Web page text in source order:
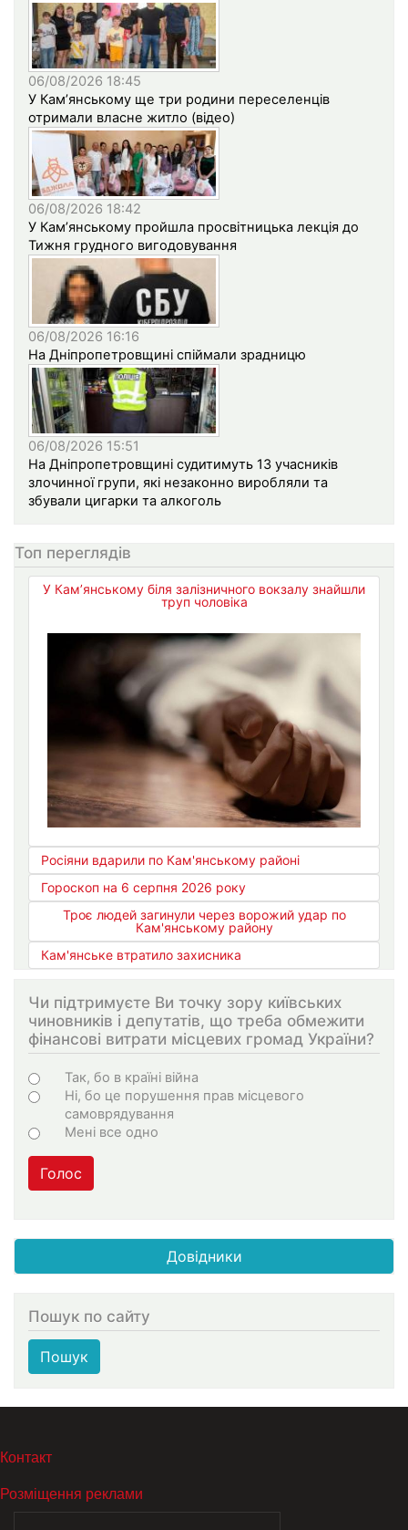
06/08/2026 18:45
У Кам’янському ще три родини переселенців
отримали власне житло (відео)
06/08/2026 18:42
У Кам’янському пройшла просвітницька лекція до
Тижня грудного вигодовування
06/08/2026 16:16
На Дніпропетровщині спіймали зрадницю
06/08/2026 15:51
На Дніпропетровщині судитимуть 13 учасників
злочинної групи, які незаконно виробляли та
збували цигарки та алкоголь
Топ переглядів
У Кам’янському біля залізничного вокзалу знайшли
труп чоловіка
Росіяни вдарили по Кам'янському районі
Гороскоп на 6 серпня 2026 року
Троє людей загинули через ворожий удар по
Кам'янському району
Кам'янське втратило захисника
Чи підтримуєте Ви точку зору київських
чиновників і депутатів, що треба обмежити
фінансові витрати місцевих громад України?
Варіанти
Так, бо в країні війна
Ні, бо це порушення прав місцевого
самоврядування
Мені все одно
Голос
Довідники
Пошук по сайту
Пошук
МЕНЮ В ПОДВАЛЕ
Контакт
Розміщення реклами